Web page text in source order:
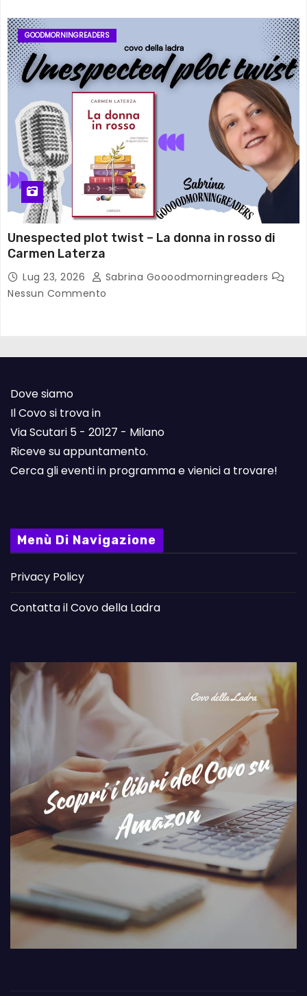
GOODMORNINGREADERS
Unespected plot twist – La donna in rosso di
Carmen Laterza
Lug 23, 2026
Sabrina Goooodmorningreaders
Nessun Commento
Dove siamo
Il Covo si trova in
Via Scutari 5 - 20127 - Milano
Riceve su appuntamento.
Cerca gli eventi in programma e vienici a trovare!
Menù Di Navigazione
Privacy Policy
Contatta il Covo della Ladra